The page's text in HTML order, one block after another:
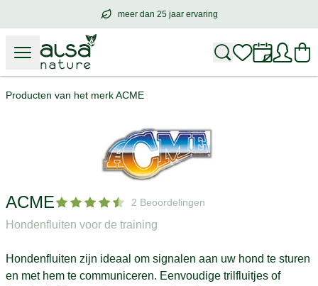
meer dan 25 jaar ervaring
meer dan25 jaar ervaring
Producten van het merk ACME
ACME 2 Beoordelingen
Hondenfluiten voor de training
Hondenfluiten zijn ideaal om signalen aan uw hond te sturen
en met hem te communiceren. Eenvoudige trilfluitjes of